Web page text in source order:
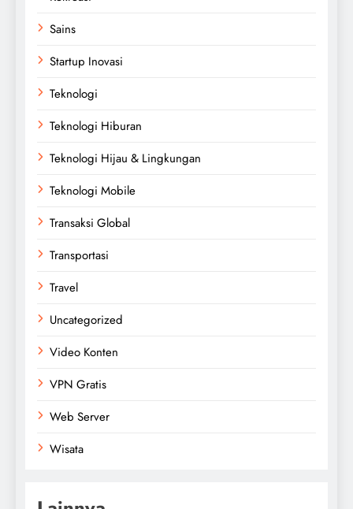
Sains
Startup Inovasi
Teknologi
Teknologi Hiburan
Teknologi Hijau & Lingkungan
Teknologi Mobile
Transaksi Global
Transportasi
Travel
Uncategorized
Video Konten
VPN Gratis
Web Server
Wisata